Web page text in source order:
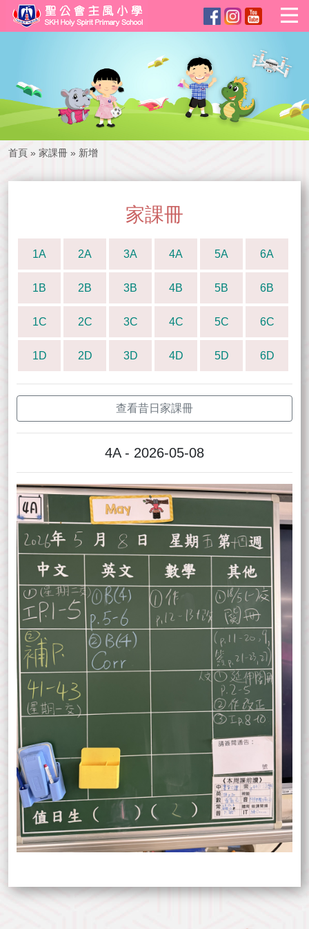
首頁 » 家課冊 » 新增
家課冊
1A 2A 3A 4A 5A 6A
1B 2B 3B 4B 5B 6B
1C 2C 3C 4C 5C 6C
1D 2D 3D 4D 5D 6D
查看昔日家課冊
4A - 2026-05-08